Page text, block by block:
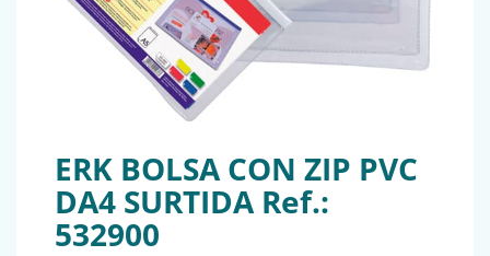
ERK BOLSA CON ZIP PVC
DA4 SURTIDA Ref.:
532900